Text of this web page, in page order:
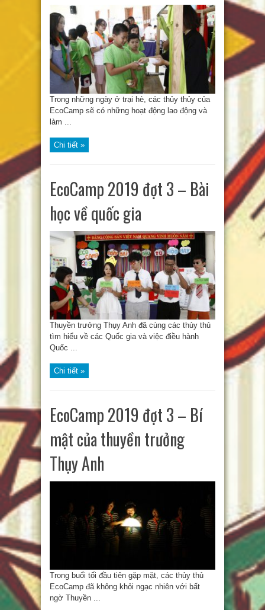
Trong những ngày ở trại hè, các thủy thủy của
EcoCamp sẽ có những hoạt động lao động và
làm ...
Chi tiết »
EcoCamp 2019 đợt 3 – Bài
học về quốc gia
Thuyền trưởng Thụy Anh đã cùng các thủy thủ
tìm hiểu về các Quốc gia và việc điều hành
Quốc ...
Chi tiết »
EcoCamp 2019 đợt 3 – Bí
mật của thuyền trưởng
Thụy Anh
Trong buổi tối đầu tiên gặp mặt, các thủy thủ
EcoCamp đã không khỏi ngạc nhiên với bất
ngờ Thuyền ...